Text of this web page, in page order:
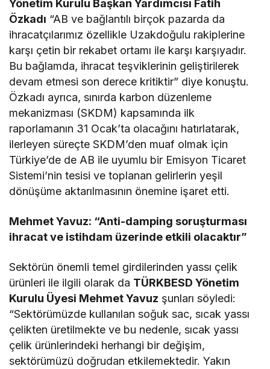
Yönetim Kurulu Başkan Yardımcısı Fatih
Özkadı “AB ve bağlantılı birçok pazarda da
ihracatçılarımız özellikle Uzakdoğulu rakiplerine
karşı çetin bir rekabet ortamı ile karşı karşıyadır.
Bu bağlamda, ihracat teşviklerinin geliştirilerek
devam etmesi son derece kritiktir” diye konuştu.
Özkadı ayrıca, sınırda karbon düzenleme
mekanizması (SKDM) kapsamında ilk
raporlamanın 31 Ocak’ta olacağını hatırlatarak,
ilerleyen süreçte SKDM’den muaf olmak için
Türkiye’de de AB ile uyumlu bir Emisyon Ticaret
Sistemi’nin tesisi ve toplanan gelirlerin yeşil
dönüşüme aktarılmasının önemine işaret etti.
Mehmet Yavuz: “Anti-damping soruşturması
ihracat ve istihdam üzerinde etkili olacaktır”
Sektörün önemli temel girdilerinden yassı çelik
ürünleri ile ilgili olarak da TÜRKBESD Yönetim
Kurulu Üyesi Mehmet Yavuz şunları söyledi:
“Sektörümüzde kullanılan soğuk sac, sıcak yassı
çelikten üretilmekte ve bu nedenle, sıcak yassı
çelik ürünlerindeki herhangi bir değişim,
sektörümüzü doğrudan etkilemektedir. Yakın